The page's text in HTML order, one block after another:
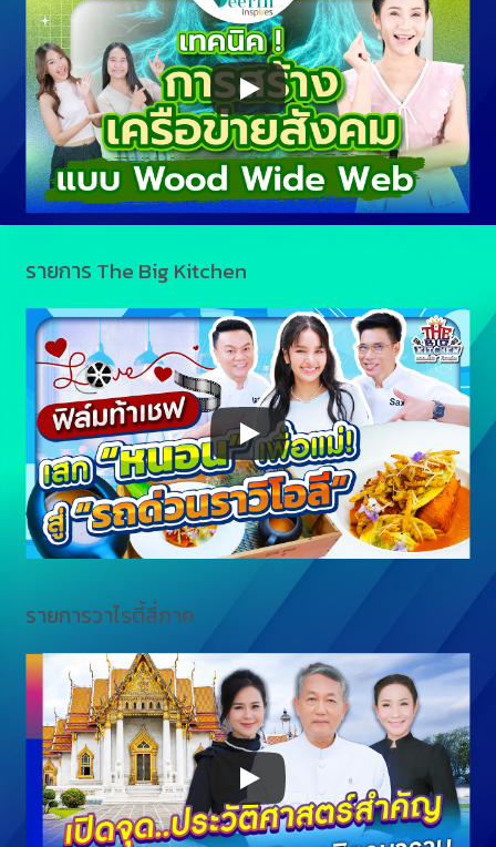
รายการ The Big Kitchen
รายการวาไรตี้สี่ภาค